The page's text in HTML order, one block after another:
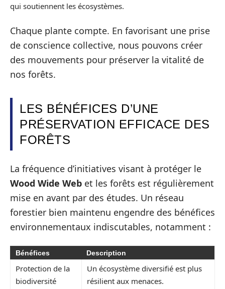
qui soutiennent les écosystèmes.
Chaque plante compte. En favorisant une prise
de conscience collective, nous pouvons créer
des mouvements pour préserver la vitalité de
nos forêts.
LES BÉNÉFICES D’UNE
PRÉSERVATION EFFICACE DES
FORÊTS
La fréquence d’initiatives visant à protéger le
Wood Wide Web et les forêts est régulièrement
mise en avant par des études. Un réseau
forestier bien maintenu engendre des bénéfices
environnementaux indiscutables, notamment :
Bénéfices Description
Protection de la
biodiversité
Un écosystème diversifié est plus
résilient aux menaces.